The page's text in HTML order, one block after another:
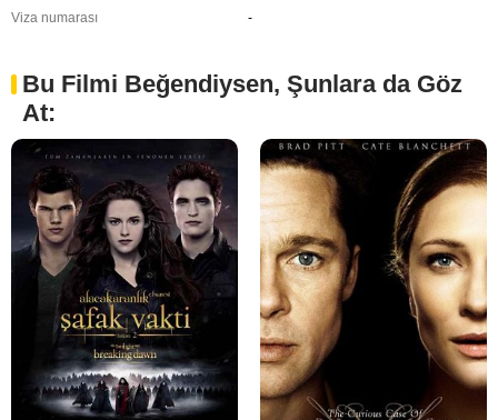
Viza numarası
-
Bu Filmi Beğendiysen, Şunlara da Göz
At: